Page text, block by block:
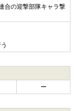
合の迎撃部隊キャラ撃
ー